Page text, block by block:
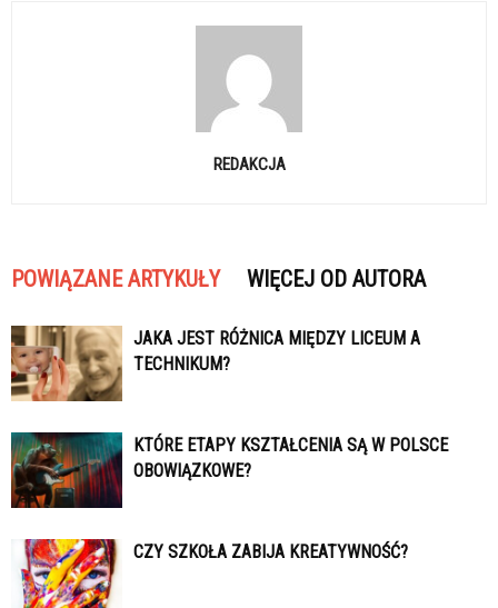
REDAKCJA
POWIĄZANE ARTYKUŁY WIĘCEJ OD AUTORA
JAKA JEST RÓŻNICA MIĘDZY LICEUM A
TECHNIKUM?
KTÓRE ETAPY KSZTAŁCENIA SĄ W POLSCE
OBOWIĄZKOWE?
CZY SZKOŁA ZABIJA KREATYWNOŚĆ?